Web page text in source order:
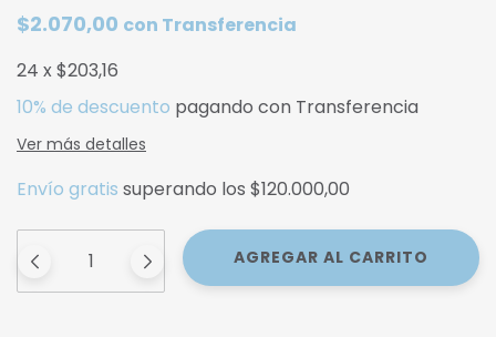
$2.070,00 con Transferencia
24 x$203,16
10% de descuento pagando con Transferencia
Ver más detalles
Envío gratis superando los $120.000,00